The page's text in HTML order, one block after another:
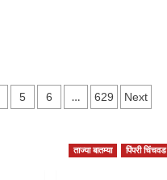
5 6 … 629 Next
ताज्या बातम्या पिंपरी चिंचवड